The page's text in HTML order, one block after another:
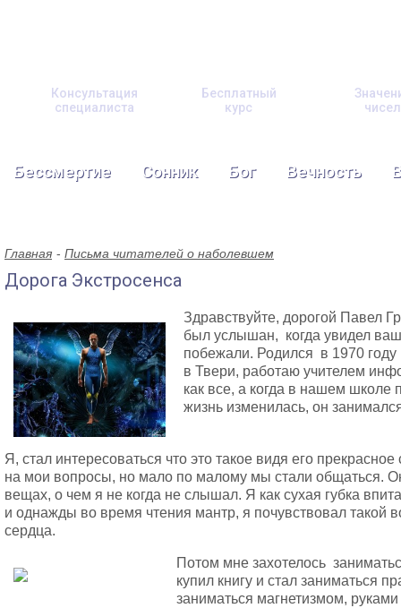
Консультация
специалиста
Бесплатный
курс
чисел
Бессмертие Сонник Бог Вечность
Главная Письма читателей о наболевшем
Дорога Экстросенса
Здравствуйте, дорогой Павел
был услышан, когда увидел
побежали. Родился в 1970 году
в Твери, работаю учителем
как все, а когда в нашем школе
жизнь изменилась, он
Я, стал интересоваться что это такое видя его
на мои вопросы, но мало по малому мы стали общаться.
вещах, о чем я не когда не слышал. Я как сухая губка
и однажды во время чтения мантр, я почувствовал такой
сердца.
Потом мне захотелось
купил книгу и стал заниматься
заниматься магнетизмом,